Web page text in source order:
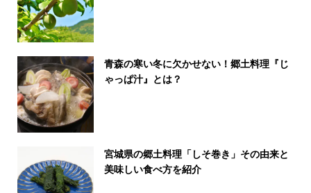
青森の寒い冬に欠かせない！郷土料理『じ
ゃっぱ汁』とは？
宮城県の郷土料理「しそ巻き」その由来と
美味しい食べ方を紹介